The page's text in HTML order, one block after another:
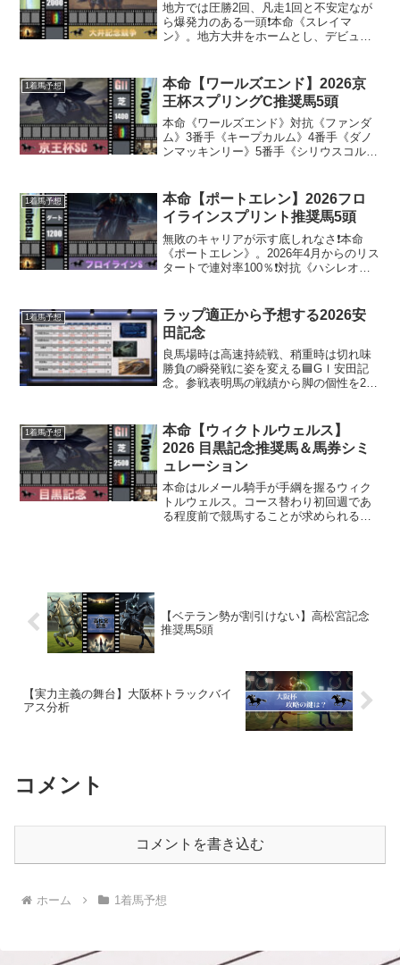
地方では圧勝2回、凡走1回と不安定なが
ら爆発力のある一頭❗️本命《スレイマ
ン》。地方大井をホームとし、デビュー
連対率を誇るが、1F延長でもパフォーマ
ンスを維...
1着馬予想
本命【ワールズエンド】2026京
王杯スプリングC推奨馬5頭
本命《ワールズエンド》対抗《ファンダ
ム》3番手《キープカルム》4番手《ダノ
ンマッキンリー》5番手《シリウスコル
ールズエンドは自分の走りに専念できる
可能性大。ルメー...
1着馬予想
本命【ポートエレン】2026フロ
イラインスプリント推奨馬5頭
無敗のキャリアが示す底しれなさ❗️本命
《ポートエレン》。2026年4月からのリス
タートで連対率100％❗️対抗《ハシレオザ
ンジョリーン》。メンバー屈指の末脚性
能の...
1着馬予想
ラップ適正から予想する2026安
田記念
良馬場時は高速持続戦、稍重時は切れ味
勝負の瞬発戦に姿を変える🟦GⅠ安田記
念。参戦表明馬の戦績から脚の個性を2分
田記念《ガイアフォース》。候補馬2、東
京芝140...
1着馬予想
本命【ウィクトルウェルス】
2026 目黒記念推奨馬＆馬券シミ
ュレーション
本命はルメール騎手が手綱を握るウィク
トルウェルス。コース替わり初回週であ
る程度前で競馬することが求められる舞
【ベテラン勢が割引けない】高松宮記念
推奨馬5頭
【実力主義の舞台】大阪杯トラックバイ
アス分析
コメント
コメントを書き込む
ホーム 1着馬予想